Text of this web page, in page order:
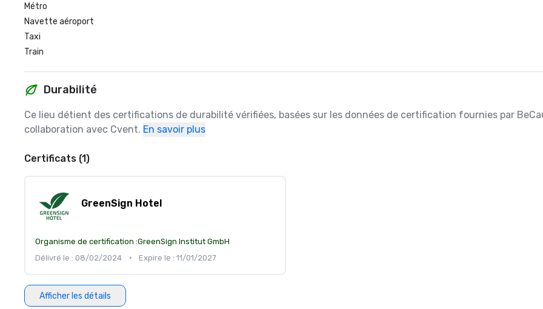
Métro
Navette aéroport
Taxi
Train
Durabilité
Ce lieu détient des certifications de durabilité vérifiées, basées sur les données de certification fournies par
collaboration avec Cvent. En savoir plus
Certificats (1)
GreenSign Hotel
Organisme de certification :GreenSign Institut GmbH
Délivré le : 08/02/2024
• Expire le : 11/01/2027
Afficher les détails